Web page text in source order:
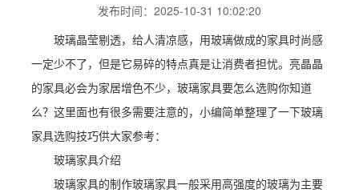
发布时间：2025-10-31 10:02:20
玻璃晶莹剔透，给人清凉感，用玻璃做成的家具时尚感
一定少不了，但是它易碎的特点真是让消费者担忧。亮晶晶
的家具必会为家居增色不少，玻璃家具要怎么选购你知道
么？这里面也有很多需要注意的，小编简单整理了一下玻璃
家具选购技巧供大家参考：
玻璃家具介绍
玻璃家具的制作玻璃家具一般采用高强度的玻璃为主要